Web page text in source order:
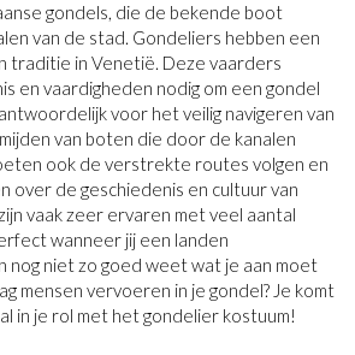
gondels, die de bekende boot
van de stad. Gondeliers hebben een
traditie in Venetië. Deze vaarders
en vaardigheden nodig om een gondel
voor het veilig navigeren van
van boten die door de kanalen
ook de verstrekte routes volgen en
over de geschiedenis en cultuur van
vaak zeer ervaren met veel aantal
wanneer jij een landen
nog niet zo goed weet wat je aan moet
mensen vervoeren in je gondel? Je komt
in je rol met het gondelier kostuum!